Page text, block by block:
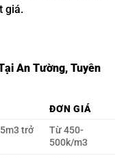
giá.
An Tường, Tuyên
ĐƠN GIÁ
trở
Từ 450-
500k/m3